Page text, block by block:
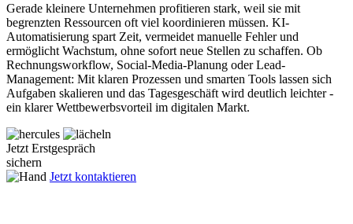
Gerade kleinere Unternehmen profitieren stark, weil sie mit
begrenzten Ressourcen oft viel koordinieren müssen. KI-
Automatisierung spart Zeit, vermeidet manuelle Fehler und
ermöglicht Wachstum, ohne sofort neue Stellen zu schaffen. Ob
Rechnungsworkflow, Social-Media-Planung oder Lead-
Management: Mit klaren Prozessen und smarten Tools lassen sich
Aufgaben skalieren und das Tagesgeschäft wird deutlich leichter -
ein klarer Wettbewerbsvorteil im digitalen Markt.
Jetzt Erstgespräch
sichern
Jetzt kontaktieren